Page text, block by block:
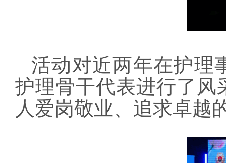
活动对近两年在护理
护理骨干代表进行了风
人爱岗敬业、追求卓越